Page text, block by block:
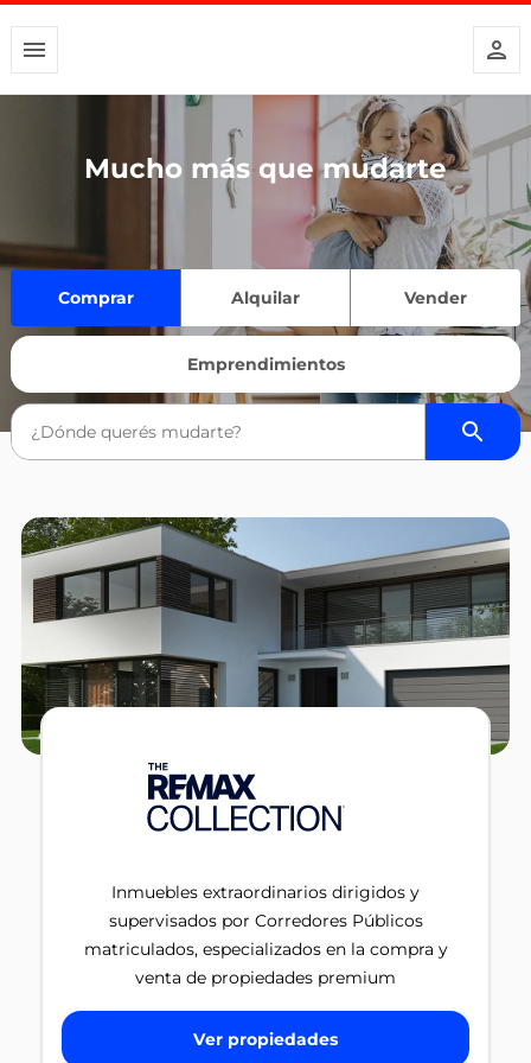
Mucho más que mudarte
Comprar Alquilar Vender
Emprendimientos
Inmuebles extraordinarios dirigidos y
supervisados por Corredores Públicos
matriculados, especializados en la compra y
venta de propiedades premium
Ver propiedades